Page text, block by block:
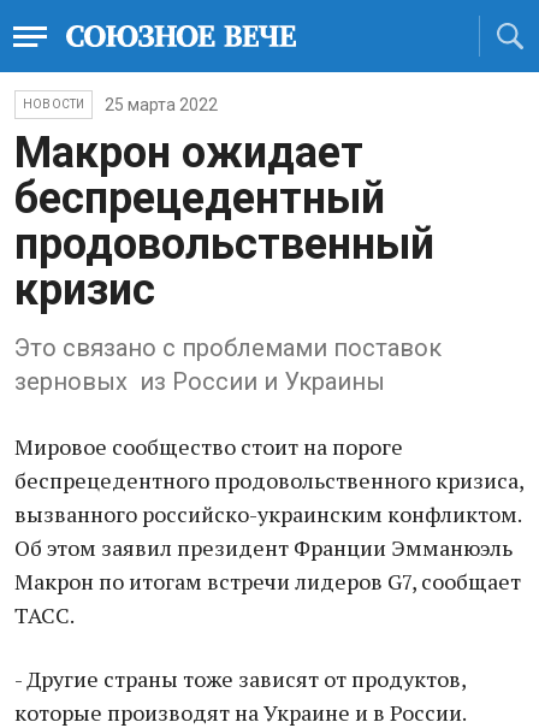
НОВОСТИ 25 марта 2022
Макрон ожидает
беспрецедентный
продовольственный
кризис
Это связано с проблемами поставок
зерновых из России и Украины
Мировое сообщество стоит на пороге
беспрецедентного продовольственного кризиса,
вызванного российско-украинским конфликтом.
Об этом заявил президент Франции Эмманюэль
Макрон по итогам встречи лидеров G7, сообщает
ТАСС.
- Другие страны тоже зависят от продуктов,
которые производят на Украине и в России.